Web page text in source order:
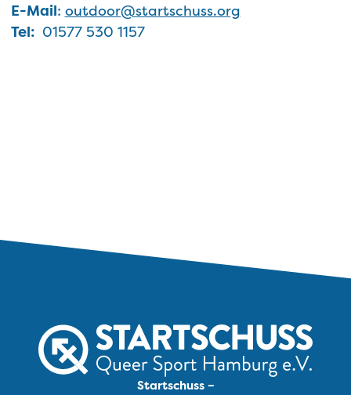
E-Mail: outdoor@startschuss.org
Tel: 01577 530 1157
Startschuss –